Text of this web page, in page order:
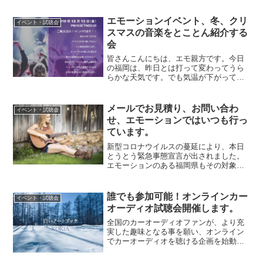
ン）2chパワーアンプ動作クラス:AB級チ
ャンネル...
イベント・試聴会
エモーションイベント、冬、クリ
スマスの音楽をとことん紹介する
会
皆さんこんにちは、エモ親方です。今日
の福岡は、昨日とは打って変わってうら
らかな天気です。でも気温が下がってし
るのでしょうか。いつもと同じもの、季
節に関係なく好きな音楽、...
イベント・試聴会
メールでお見積り、お問い合わ
せ、エモーションではいつも行っ
ています。
新型コロナウイルスの蔓延により、本日
とうとう緊急事態宣言が出されました。
エモーションのある福岡県もその対象と
です。不要不急の外出を避けるように
と、政府や行政から要請がな...
イベント・試聴会
誰でも参加可能！オンラインカー
オーディオ試聴会開催します。
全国のカーオーディオファンが、より充
実した趣味となる事を願い、オンライン
でカーオーディオを聴ける企画を始動し